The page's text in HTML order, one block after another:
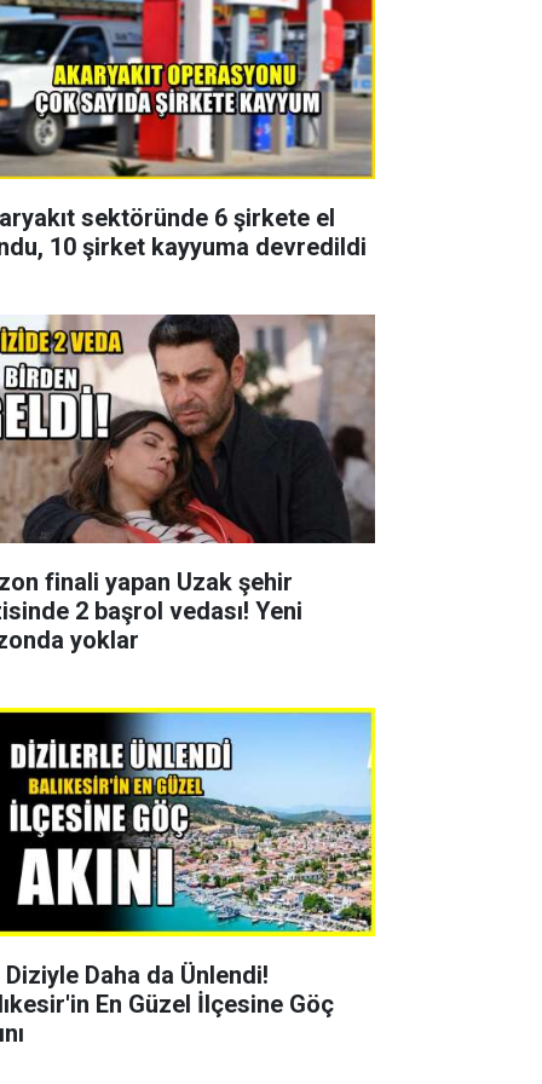
sektöründe 6 şirkete el
10 şirket kayyuma devredildi
finali yapan Uzak şehir
2 başrol vedası! Yeni
yoklar
Daha da Ünlendi!
En Güzel İlçesine Göç